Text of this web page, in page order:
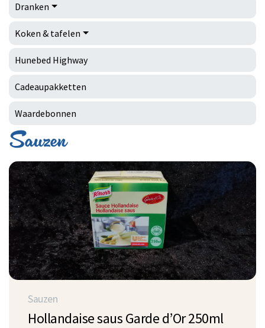
Dranken
Koken & tafelen
Hunebed Highway
Cadeaupakketten
Waardebonnen
Sauzen
Sauzen
Hollandaise saus Garde d’Or 250ml